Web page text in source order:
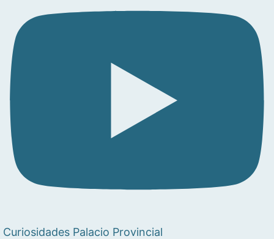
Curiosidades Palacio Provincial